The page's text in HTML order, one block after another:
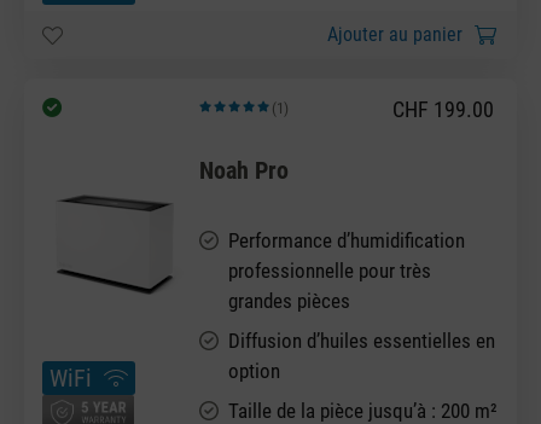
Ajouter au panier
WiFi
Note moyenne de 5 sur 5 étoiles
(1) CHF 199.00
Noah Pro
Performance d’humidification
professionnelle pour très
grandes pièces
Diffusion d’huiles essentielles en
option
Taille de la pièce jusqu’à : 200 m²